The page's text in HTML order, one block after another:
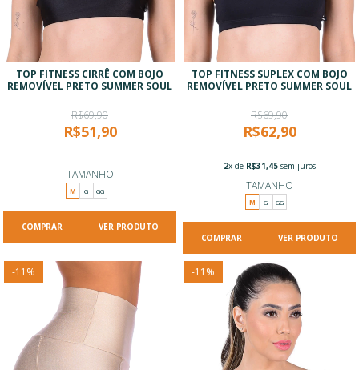
TOP FITNESS CIRRÊ COM BOJO
REMOVÍVEL PRETO SUMMER SOUL
R$69,90
R$51,90
TAMANHO
M G GG
VER PRODUTO
TOP FITNESS SUPLEX COM BOJO
REMOVÍVEL PRETO SUMMER SOUL
R$69,90
R$62,90
2x de R$31,45sem juros
TAMANHO
M G GG
VER PRODUTO
-11 % -11 %